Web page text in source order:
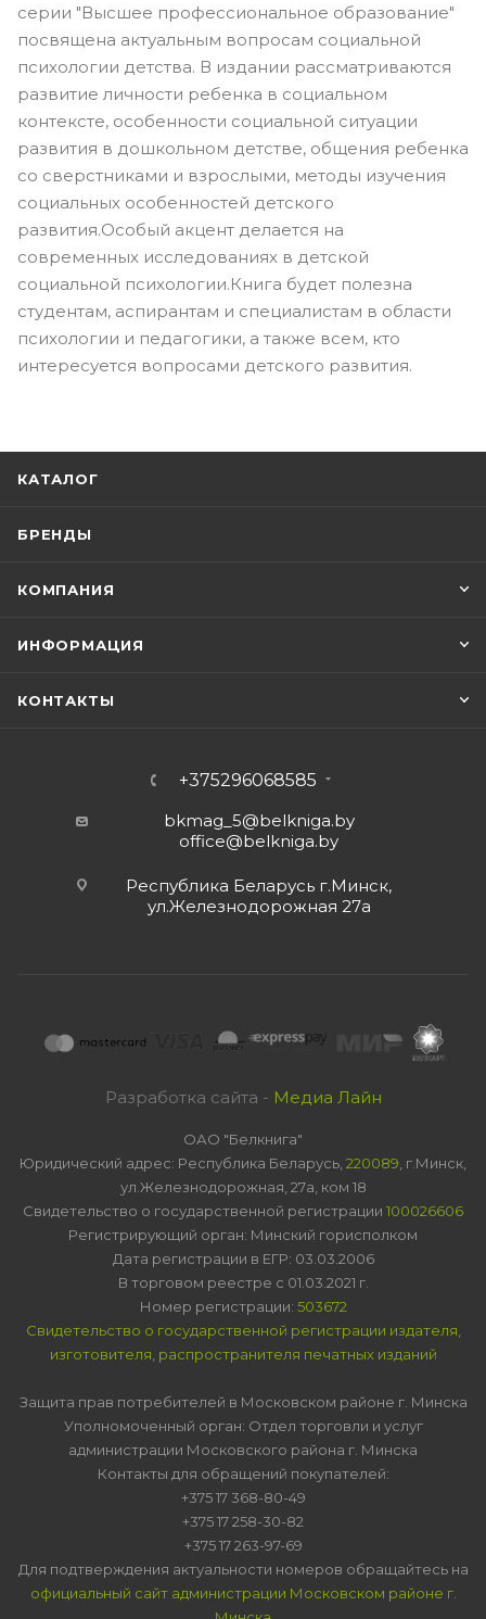
серии "Высшее профессиональное образование"
посвящена актуальным вопросам социальной
психологии детства. В издании рассматриваются
развитие личности ребенка в социальном
контексте, особенности социальной ситуации
развития в дошкольном детстве, общения ребенка
со сверстниками и взрослыми, методы изучения
социальных особенностей детского
развития.Особый акцент делается на
современных исследованиях в детской
социальной психологии.Книга будет полезна
студентам, аспирантам и специалистам в области
психологии и педагогики, а также всем, кто
интересуется вопросами детского развития.
КАТАЛОГ
БРЕНДЫ
КОМПАНИЯ
ИНФОРМАЦИЯ
КОНТАКТЫ
+375296068585
bkmag_5@belkniga.by
office@belkniga.by
Республика Беларусь г.Минск,
ул.Железнодорожная 27а
Разработка сайта - Медиа Лайн
ОАО "Белкнига"
Юридический адрес: Республика Беларусь, 220089 , г.Минск,
ул.Железнодорожная, 27а, ком 18
Свидетельство о государственной регистрации 100026606
Регистрирующий орган: Минский горисполком
Дата регистрации в ЕГР: 03.03.2006
В торговом реестре с 01.03.2021 г.
Номер регистрации: 503672
Свидетельство о государственной регистрации издателя,
изготовителя, распространителя печатных изданий
Защита прав потребителей в Московском районе г. Минска
Уполномоченный орган: Отдел торговли и услуг
администрации Московского района г. Минска
Контакты для обращений покупателей:
+375 17 368-80-49
+375 17 258-30-82
+375 17 263-97-69
Для подтверждения актуальности номеров обращайтесь на
официальный сайт администрации Московском районе г.